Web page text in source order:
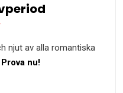
njut av alla romantiska
Prova nu!